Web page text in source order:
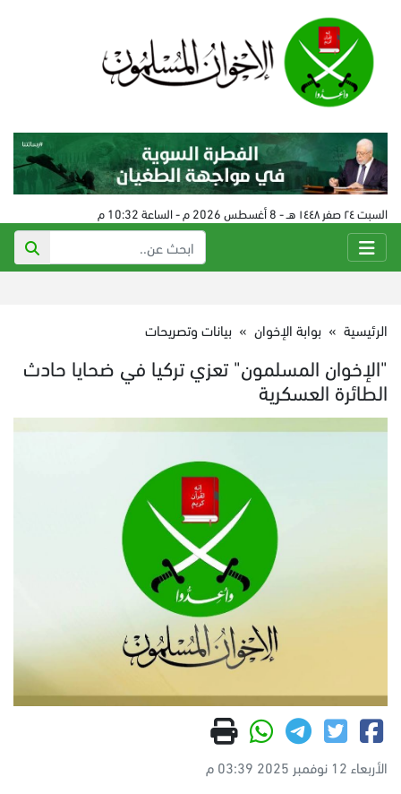
السبت ٢٤ صفر ١٤٤٨ هـ - 8 أغسطس 2026 م - الساعة 10:32 م
الرئيسية » بوابة الإخوان » بيانات وتصريحات
"الإخوان المسلمون" تعزي تركيا في ضحايا حادث
الطائرة العسكرية
الأربعاء 12 نوفمبر 2025 03:39 م